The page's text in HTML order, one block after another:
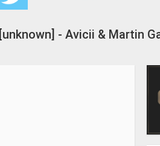
[unknown] - Avicii & Martin